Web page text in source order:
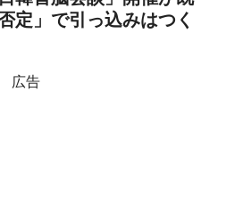
定」で引っ込みはつく
広告